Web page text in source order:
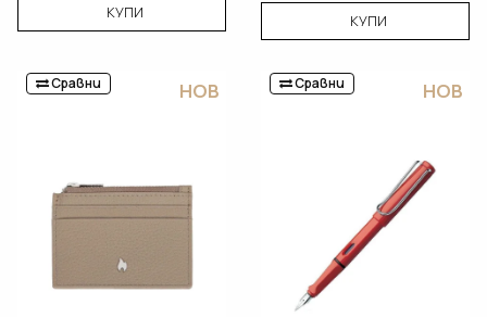
КУПИ КУПИ
Сравни НОВ Сравни НОВ